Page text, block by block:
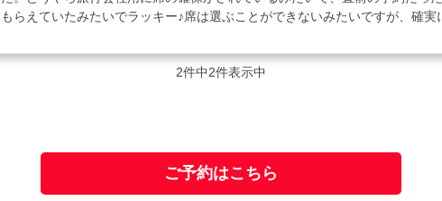
もらえていたみたいでラッキー♪席は選ぶことができないみたいですが、確
2件中2件表示中
ご予約はこちら